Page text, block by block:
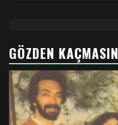
GÖZDEN KAÇMASIN